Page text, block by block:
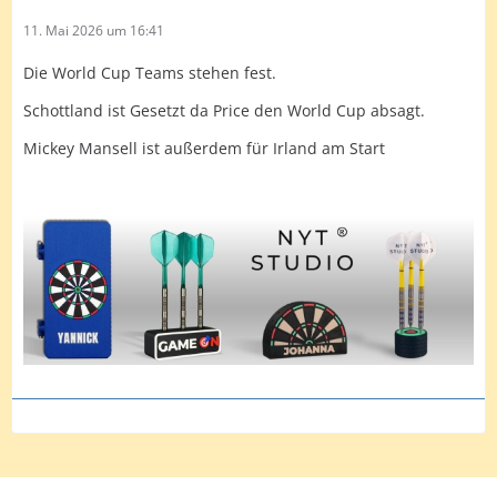
11. Mai 2026 um 16:41
Die World Cup Teams stehen fest.
Schottland ist Gesetzt da Price den World Cup absagt.
Mickey Mansell ist außerdem für Irland am Start